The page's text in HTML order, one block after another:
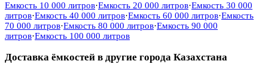
Емкость 10 000 литров·Емкость 20 000 литров·Емкость 30 000
литров·Емкость 40 000 литров·Емкость 60 000 литров·Емкость
70 000 литров·Емкость 80 000 литров·Емкость 90 000
литров·Емкость 100 000 литров
Доставка ёмкостей в другие города Казахстана